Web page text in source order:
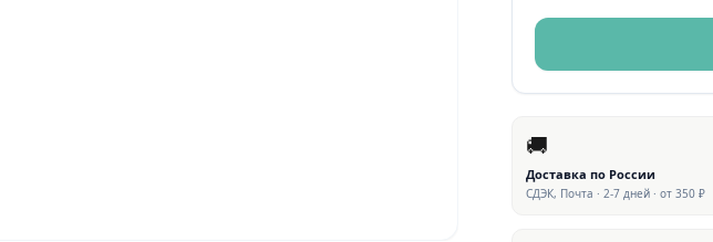
🚚
Доставка по России
СДЭК, Почта · 2-7 дней · от 350 ₽